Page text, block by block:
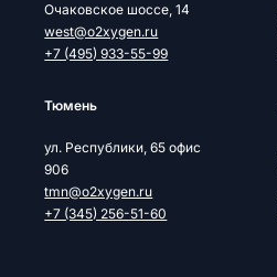
Очаковское шоссе, 14
west@o2xygen.ru
+7 (495) 933-55-99
Тюмень
ул. Республики, 65 офис
906
tmn@o2xygen.ru
+7 (345) 256-51-60